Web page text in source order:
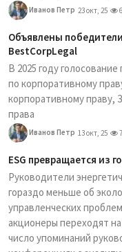
Иванов Петр 23 окт, 25
Объявлены
BestCorpLegal
В 2025 году
по корпоративному
корпоративному праву,
права
Иванов Петр 13 окт, 25
ESG превращается из
Руководители
гораздо меньше об
управленческих
акционеры переходят
число упоминаний